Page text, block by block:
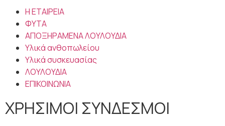
Η ΕΤΑΙΡΕΙΑ
ΦΥΤΑ
ΑΠΟΞΗΡΑΜΕΝΑ ΛΟΥΛΟΥΔΙΑ
Υλικά ανθοπωλείου
Υλικά συσκευασίας
ΛΟΥΛΟΥΔΙΑ
ΕΠΙΚΟΙΝΩΝΙΑ
ΧΡΗΣΙΜΟΙ ΣΥΝΔΕΣΜΟΙ